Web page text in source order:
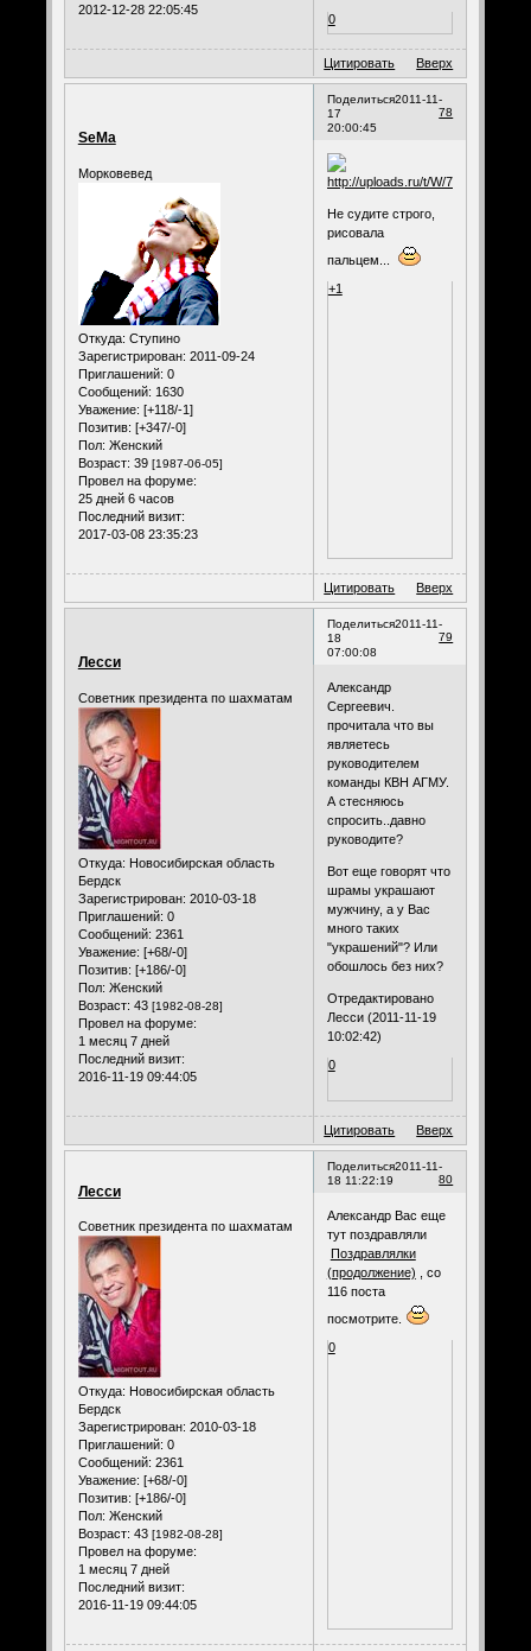
2012-12-28 22:05:45
0
Цитировать Вверх
Поделиться
78
2011-11-
17
20:00:45
SeMa
Морковевед
Откуда: Ступино
Зарегистрирован: 2011-09-24
Приглашений: 0
Сообщений: 1630
Уважение: [+118/-1]
Позитив: [+347/-0]
Пол: Женский
Возраст: 39 [1987-06-05]
Провел на форуме:
25 дней 6 часов
Последний визит:
2017-03-08 23:35:23
Не судите строго,
рисовала
пальцем...
+1
Цитировать Вверх
Поделиться
79
2011-11-
18
07:00:08
Лесси
Советник президента по шахматам
Откуда: Новосибирская область
Бердск
Зарегистрирован: 2010-03-18
Приглашений: 0
Сообщений: 2361
Уважение: [+68/-0]
Позитив: [+186/-0]
Пол: Женский
Возраст: 43 [1982-08-28]
Провел на форуме:
1 месяц 7 дней
Последний визит:
2016-11-19 09:44:05
Александр
Сергеевич.
прочитала что вы
являетесь
руководителем
команды КВН АГМУ.
А стесняюсь
спросить..давно
руководите?
Вот еще говорят что
шрамы украшают
мужчину, а у Вас
много таких
"украшений"? Или
обошлось без них?
Отредактировано
Лесси (2011-11-19
10:02:42)
0
Цитировать Вверх
Поделиться
80
2011-11-
18 11:22:19
Лесси
Советник президента по шахматам
Откуда: Новосибирская область
Бердск
Зарегистрирован: 2010-03-18
Приглашений: 0
Сообщений: 2361
Уважение: [+68/-0]
Позитив: [+186/-0]
Пол: Женский
Возраст: 43 [1982-08-28]
Провел на форуме:
1 месяц 7 дней
Последний визит:
2016-11-19 09:44:05
Александр Вас еще
тут поздравляли
Поздравлялки
(продолжение) , со
116 поста
посмотрите.
0